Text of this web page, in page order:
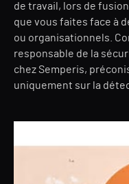
de travail, lors de
que vous faites face à
ou organisationnels.
responsable de la
chez Semperis,
uniquement sur la